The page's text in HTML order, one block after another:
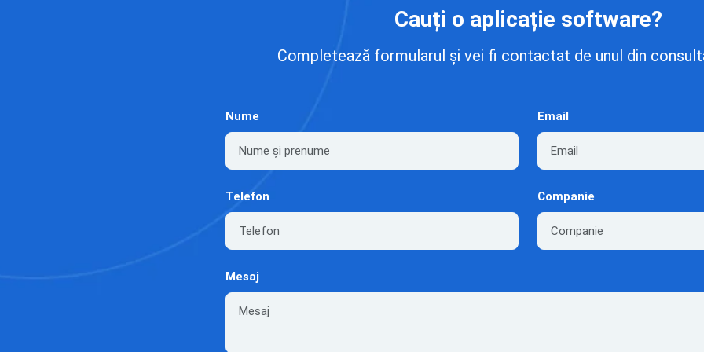
Cauți o aplicație software?
Completează formularul și vei fi contactat de unul din
Nume Email
Telefon Companie
Mesaj